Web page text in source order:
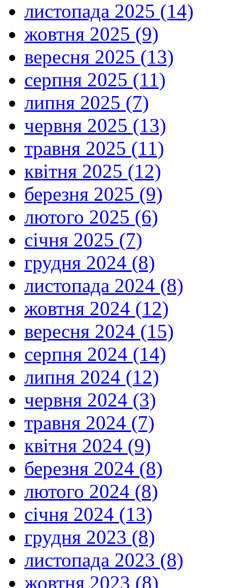
листопада 2025 (14)
жовтня 2025 (9)
вересня 2025 (13)
серпня 2025 (11)
липня 2025 (7)
червня 2025 (13)
травня 2025 (11)
квітня 2025 (12)
березня 2025 (9)
лютого 2025 (6)
січня 2025 (7)
грудня 2024 (8)
листопада 2024 (8)
жовтня 2024 (12)
вересня 2024 (15)
серпня 2024 (14)
липня 2024 (12)
червня 2024 (3)
травня 2024 (7)
квітня 2024 (9)
березня 2024 (8)
лютого 2024 (8)
січня 2024 (13)
грудня 2023 (8)
листопада 2023 (8)
жовтня 2023 (8)